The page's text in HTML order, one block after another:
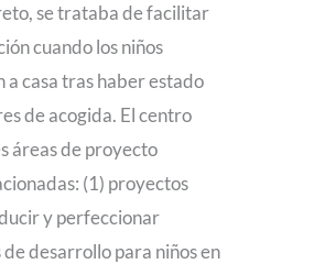
se trataba de facilitar
cuando los niños
a casa tras haber estado
de acogida. El centro
áreas de proyecto
(1) proyectos
y perfeccionar
de desarrollo para niños en